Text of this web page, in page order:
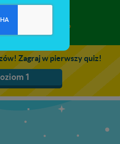
Zagraj w pierwszy quiz!
1